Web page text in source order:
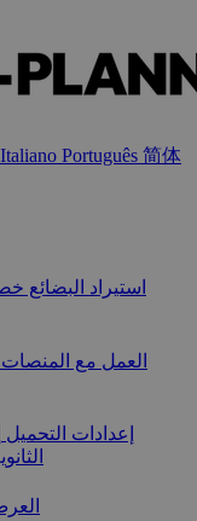
Italiano Português 简体
استيراد البضائع
العمل مع المنصات
إعدادات التحميل